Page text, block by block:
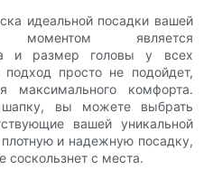
идеальной посадки вашей
является
и размер головы у всех
просто не подойдет,
максимального комфорта.
шапку, вы можете выбрать
вашей уникальной
и надежную посадку,
соскользнет с места.